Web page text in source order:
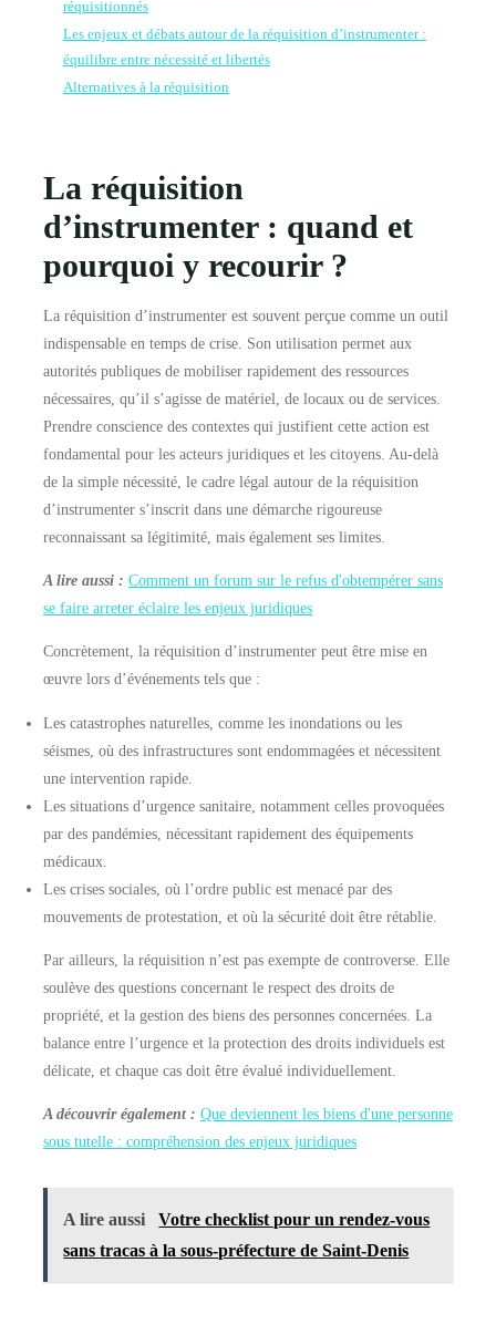
réquisitionnés
Les enjeux et débats autour de la réquisition d’instrumenter :
équilibre entre nécessité et libertés
Alternatives à la réquisition
La réquisition
d’instrumenter : quand et
pourquoi y recourir ?
La réquisition d’instrumenter est souvent perçue comme un outil
indispensable en temps de crise. Son utilisation permet aux
autorités publiques de mobiliser rapidement des ressources
nécessaires, qu’il s’agisse de matériel, de locaux ou de services.
Prendre conscience des contextes qui justifient cette action est
fondamental pour les acteurs juridiques et les citoyens. Au-delà
de la simple nécessité, le cadre légal autour de la réquisition
d’instrumenter s’inscrit dans une démarche rigoureuse
reconnaissant sa légitimité, mais également ses limites.
A lire aussi : Comment un forum sur le refus d'obtempérer sans
se faire arreter éclaire les enjeux juridiques
Concrètement, la réquisition d’instrumenter peut être mise en
œuvre lors d’événements tels que :
Les catastrophes naturelles, comme les inondations ou les
séismes, où des infrastructures sont endommagées et nécessitent
une intervention rapide.
Les situations d’urgence sanitaire, notamment celles provoquées
par des pandémies, nécessitant rapidement des équipements
médicaux.
Les crises sociales, où l’ordre public est menacé par des
mouvements de protestation, et où la sécurité doit être rétablie.
Par ailleurs, la réquisition n’est pas exempte de controverse. Elle
soulève des questions concernant le respect des droits de
propriété, et la gestion des biens des personnes concernées. La
balance entre l’urgence et la protection des droits individuels est
délicate, et chaque cas doit être évalué individuellement.
A découvrir également : Que deviennent les biens d'une personne
sous tutelle : compréhension des enjeux juridiques
A lire aussi
Votre checklist pour un rendez-vous
sans tracas à la sous-préfecture de Saint-Denis